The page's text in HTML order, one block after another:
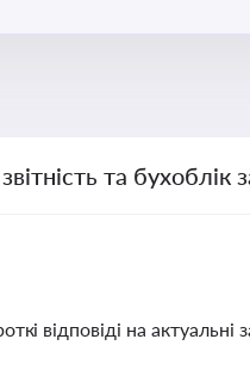
та
відповіді на актуальні